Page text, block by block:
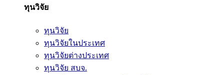
ทุนวิจัย
ทุนวิจัย
ทุนวิจัยในประเทศ
ทุนวิจัยต่างประเทศ
ทุนวิจัย สบจ.